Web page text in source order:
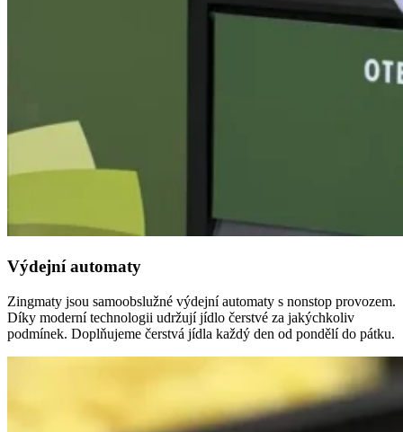
Výdejní automaty
Zingmaty jsou samoobslužné výdejní automaty s nonstop provozem.
Díky moderní technologii udržují jídlo čerstvé za jakýchkoliv
podmínek. Doplňujeme čerstvá jídla každý den od pondělí do pátku.